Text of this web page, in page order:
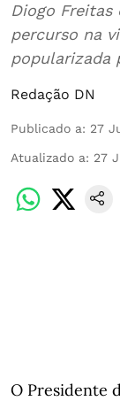
Diogo
percurso na
popularizada
Redação DN
Publicado a: 27
Atualizado a: 27
O Presidente